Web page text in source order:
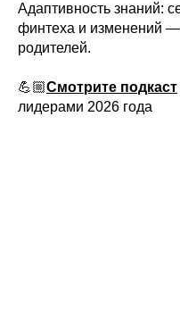
Адаптивность знаний:
финтеха и изменений
родителей.
💪🏼Смотрите подкаст
лидерами 2026 года